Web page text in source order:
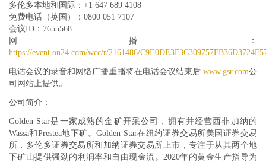
多伦多本地和国际：+1 647 689 4108
免费电话（英国）：0800 051 7107
会议ID： 7655568
网播：
https://event.on24.com/wcc/r/2161486/
电话会议的录音和网络广播重播将在电话会议结束后 www.gsr.com公
司网站上提供。
公司简介：
Golden Star是一家成熟的金矿开采公司，拥有并经营西非加纳的
Wassa和Prestea地下矿。Golden Star在纽约证券交易所美国证券交易
所，多伦多证券交易所和加纳证券交易所上市，专注于从其两个地
下矿山提供强劲的利润率和自由现金流。2020年的黄金生产指导为